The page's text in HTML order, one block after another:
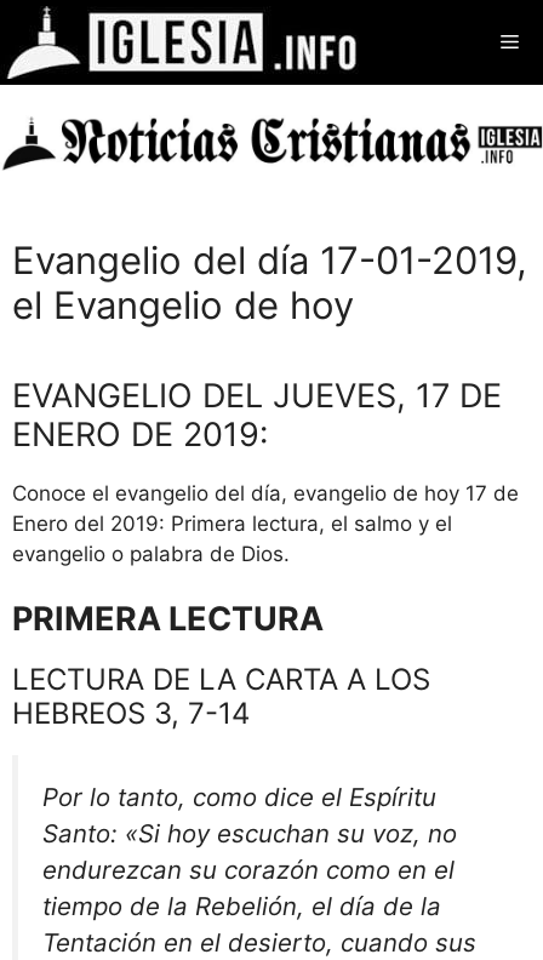
Saltar
contenido
Evangelio del día 17-01-2019,
el Evangelio de hoy
EVANGELIO DEL JUEVES, 17 DE
ENERO DE 2019:
Conoce el evangelio del día, evangelio de hoy 17 de
Enero del 2019: Primera lectura, el salmo y el
evangelio o palabra de Dios.
PRIMERA LECTURA
LECTURA DE LA CARTA A LOS
HEBREOS 3, 7-14
Por lo tanto, como dice el Espíritu
Santo: «Si hoy escuchan su voz, no
endurezcan su corazón como en el
tiempo de la Rebelión, el día de la
Tentación en el desierto, cuando sus